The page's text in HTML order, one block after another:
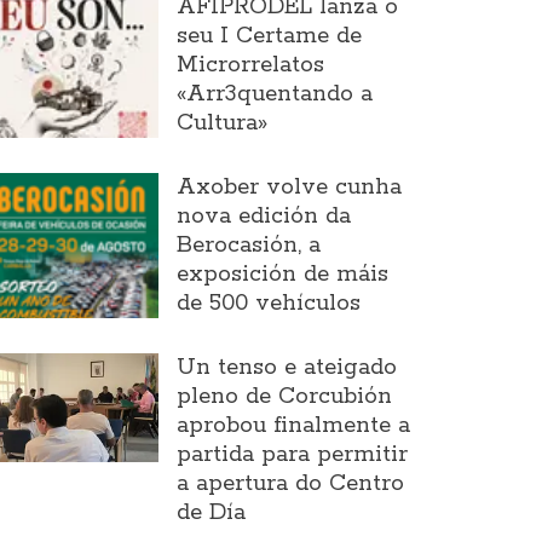
AFIPRODEL lanza o
seu I Certame de
Microrrelatos
«Arr3quentando a
Cultura»
Axober volve cunha
nova edición da
Berocasión, a
exposición de máis
de 500 vehículos
Un tenso e ateigado
pleno de Corcubión
aprobou finalmente a
partida para permitir
a apertura do Centro
de Día